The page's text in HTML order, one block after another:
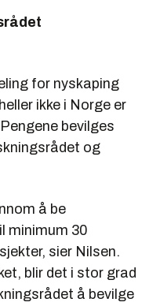
for nyskaping
ikke i Norge er
bevilges
og
å be
minimum 30
sier Nilsen.
blir det i stor grad
å bevilge